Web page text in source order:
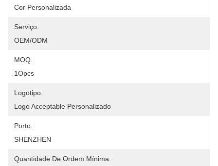
Cor Personalizada
Serviço:
OEM/ODM
MOQ:
1Opcs
Logotipo:
Logo Acceptable Personalizado
Porto:
SHENZHEN
Quantidade De Ordem Mínima: